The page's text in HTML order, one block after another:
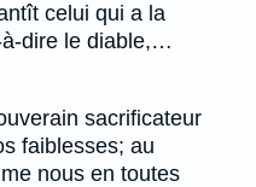
celui qui a la
dire le diable,…
sacrificateur
faiblesses; au
nous en toutes